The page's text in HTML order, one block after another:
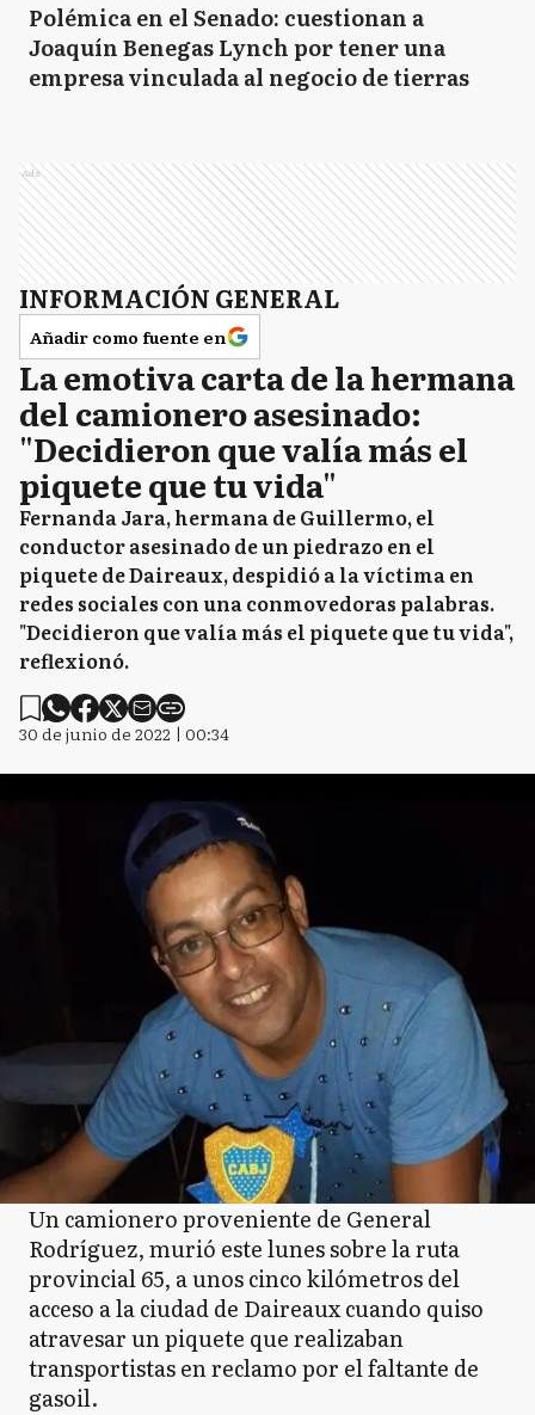
Polémica en el Senado: cuestionan a
Joaquín Benegas Lynch por tener una
empresa vinculada al negocio de tierras
Ads
INFORMACIÓN GENERAL
Añadir como fuente en
La emotiva carta de la hermana
del camionero asesinado:
"Decidieron que valía más el
piquete que tu vida"
Fernanda Jara, hermana de Guillermo, el
conductor asesinado de un piedrazo en el
piquete de Daireaux, despidió a la víctima en
redes sociales con una conmovedoras palabras.
"Decidieron que valía más el piquete que tu vida",
reflexionó.
30 de junio de 2022 | 00:34
Un camionero proveniente de General
Rodríguez, murió este lunes sobre la ruta
provincial 65, a unos cinco kilómetros del
acceso a la ciudad de Daireaux cuando quiso
atravesar un piquete que realizaban
transportistas en reclamo por el faltante de
gasoil.